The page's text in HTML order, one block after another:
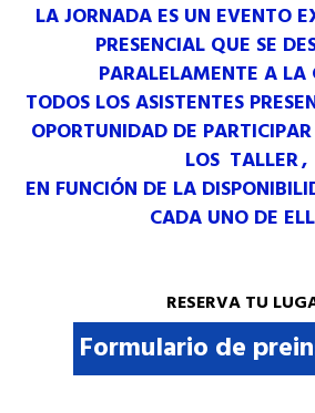
LA JORNADA ES UN EVENTO
PRESENCIAL QUE SE
PARALELAMENTE A LA
TODOS LOS ASISTENTES
OPORTUNIDAD DE
LOS TALLER,
EN FUNCIÓN DE LA
CADA UNO DE
RESERVA TU
Formulario de